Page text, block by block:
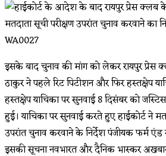
इसके बाद चुनाव की मांग को लेकर रायपुर प्रेस
ठाकुर ने पहले रिट पिटीशन और फिर हस्तक्षेप
हस्तक्षेप याचिका पर सुनवाई 8 दिसंबर को
हुई। याचिका पर सुनवाई करते हुए हाईकोर्ट ने
उपरांत चुनाव करवाने के निर्देश पंजीयक फर्म एंड
इसकी सूचना नवभारत और दैनिक भास्कर